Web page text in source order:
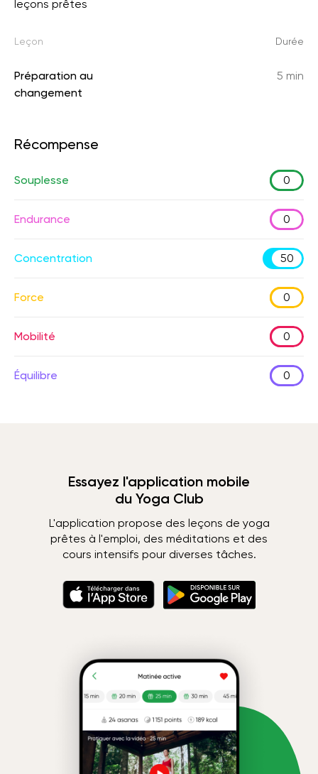
leçons prêtes
Leçon Durée
Préparation au
changement
5 min
Récompense
Souplesse 0
Endurance 0
Concentration 50
Force 0
Mobilité 0
Équilibre 0
Essayez l'application mobile
du Yoga Club
L'application propose des leçons de yoga
prêtes à l'emploi, des méditations et des
cours intensifs pour diverses tâches.